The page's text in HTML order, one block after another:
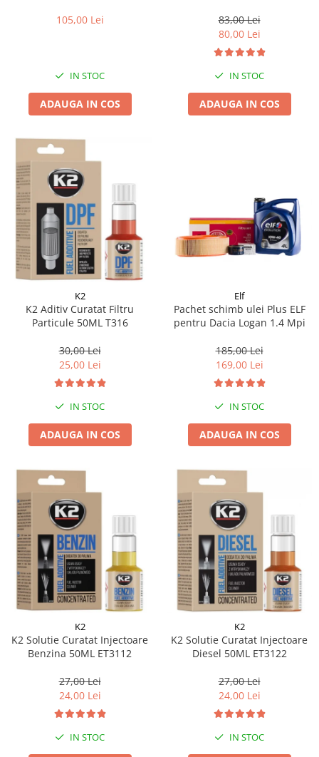
105,00 Lei
IN STOC
ADAUGA IN COS
83,00 Lei
80,00 Lei
IN STOC
ADAUGA IN COS
K2
K2 Aditiv Curatat Filtru
Particule 50ML T316
30,00 Lei
25,00 Lei
IN STOC
ADAUGA IN COS
Elf
Pachet schimb ulei Plus ELF
pentru Dacia Logan 1.4 Mpi
185,00 Lei
169,00 Lei
IN STOC
ADAUGA IN COS
K2
K2 Solutie Curatat Injectoare
Benzina 50ML ET3112
27,00 Lei
24,00 Lei
IN STOC
K2
K2 Solutie Curatat Injectoare
Diesel 50ML ET3122
27,00 Lei
24,00 Lei
IN STOC